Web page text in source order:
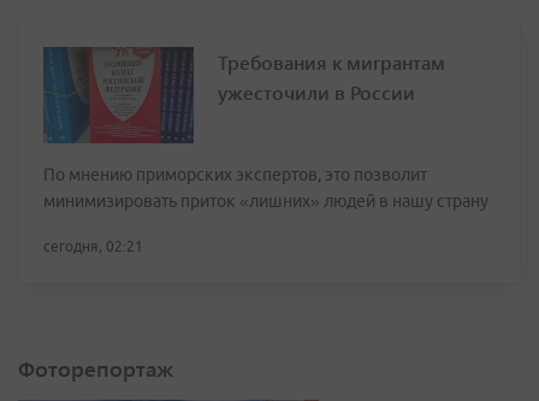
Требования к мигрантам
ужесточили в России
По мнению приморских экспертов, это позволит
минимизировать приток «лишних» людей в нашу страну
сегодня, 02:21
Фоторепортаж